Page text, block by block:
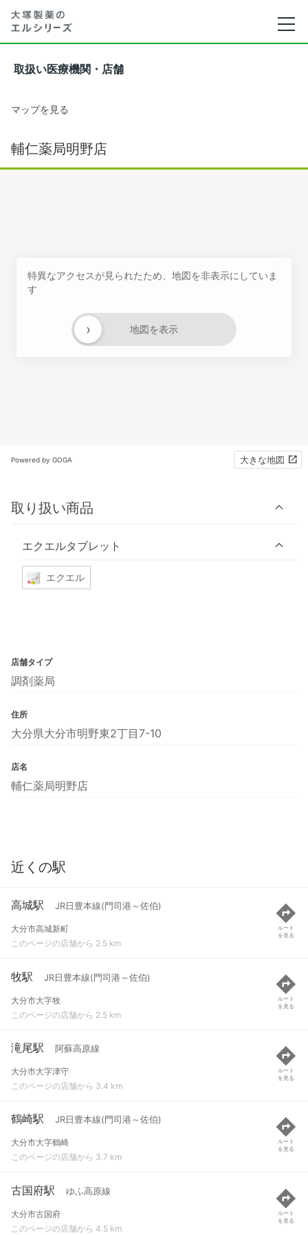
取扱い医療機関・店舗
マップを見る
輔仁薬局明野店
特異なアクセスが見られたため、地図を非表示にしていま
す
地図を表示
›
Powered by GOGA 大きな地図
取り扱い商品
エクエルタブレット
エクエル
店舗タイプ
調剤薬局
住所
大分県大分市明野東2丁目7-10
店名
輔仁薬局明野店
近くの駅
高城駅 JR日豊本線(門司港～佐伯)
大分市高城新町
このページの店舗から 2.5 km
ルート
を見る
牧駅 JR日豊本線(門司港～佐伯)
大分市大字牧
このページの店舗から 2.5 km
ルート
を見る
滝尾駅 阿蘇高原線
大分市大字津守
このページの店舗から 3.4 km
ルート
を見る
鶴崎駅 JR日豊本線(門司港～佐伯)
大分市大字鶴崎
このページの店舗から 3.7 km
ルート
を見る
古国府駅 ゆふ高原線
大分市古国府
このページの店舗から 4.5 km
ルート
を見る